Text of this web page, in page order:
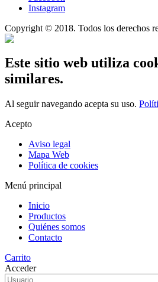
Instagram
Copyright © 2018. Todos los derechos
Este sitio web utiliza
similares.
Al seguir navegando acepta su uso.
Acepto
Aviso legal
Mapa Web
Política de cookies
Menú principal
Inicio
Productos
Quiénes somos
Contacto
Carrito
Acceder